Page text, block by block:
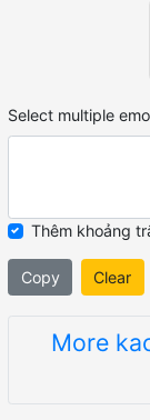
Select multiple
Thêm khoảng
Copy Clear
More